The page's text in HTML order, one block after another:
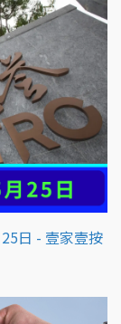
日 - 壹家壹按